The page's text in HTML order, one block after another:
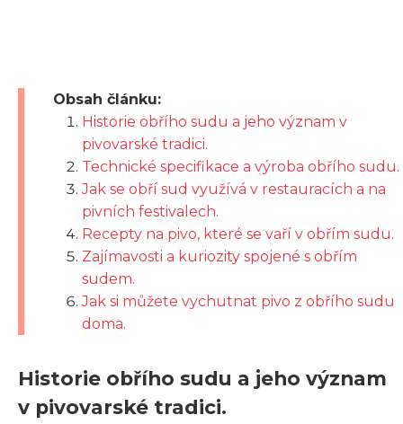
Obsah článku:
Historie obřího sudu a jeho význam v
pivovarské tradici.
Technické specifikace a výroba obřího sudu.
Jak se obří sud využívá v restauracích a na
pivních festivalech.
Recepty na pivo, které se vaří v obřím sudu.
Zajímavosti a kuriozity spojené s obřím
sudem.
Jak si můžete vychutnat pivo z obřího sudu
doma.
Historie obřího sudu a jeho význam
v pivovarské tradici.